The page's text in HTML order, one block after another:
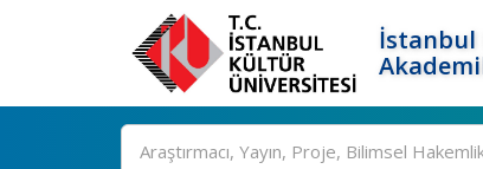
İstanbul
Ara